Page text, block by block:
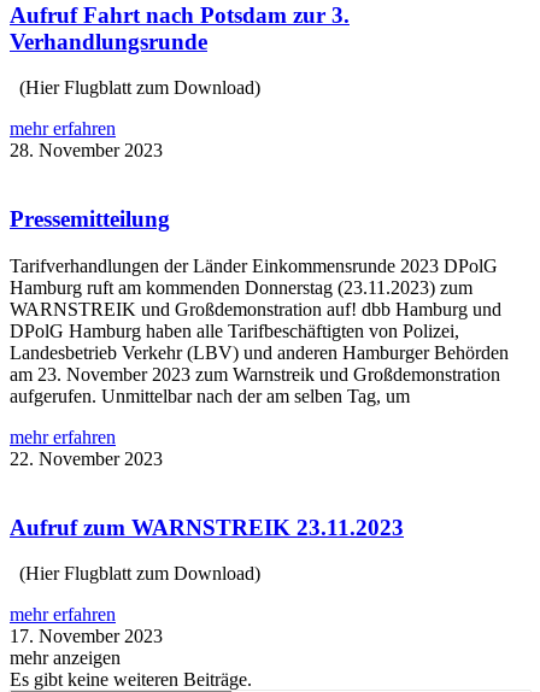
Aufruf Fahrt nach Potsdam zur 3.
Verhandlungsrunde
(Hier Flugblatt zum Download)
mehr erfahren
28. November 2023
Pressemitteilung
Tarifverhandlungen der Länder Einkommensrunde 2023 DPolG
Hamburg ruft am kommenden Donnerstag (23.11.2023) zum
WARNSTREIK und Großdemonstration auf! dbb Hamburg und
DPolG Hamburg haben alle Tarifbeschäftigten von Polizei,
Landesbetrieb Verkehr (LBV) und anderen Hamburger Behörden
am 23. November 2023 zum Warnstreik und Großdemonstration
aufgerufen. Unmittelbar nach der am selben Tag, um
mehr erfahren
22. November 2023
Aufruf zum WARNSTREIK 23.11.2023
(Hier Flugblatt zum Download)
mehr erfahren
17. November 2023
mehr anzeigen
Es gibt keine weiteren Beiträge.